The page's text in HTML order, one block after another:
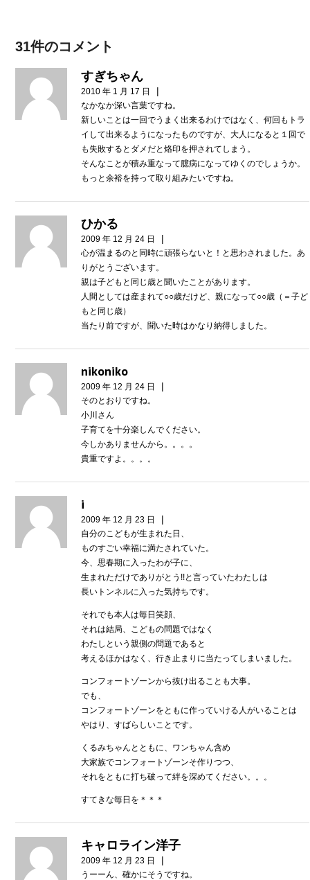
31件のコメント
すぎちゃん
2010 年 1 月 17 日 |
なかなか深い言葉ですね。
新しいことは一回でうまく出来るわけではなく、何回もトラ
イして出来るようになったものですが、大人になると１回で
も失敗するとダメだと烙印を押されてしまう。
そんなことが積み重なって臆病になってゆくのでしょうか。
もっと余裕を持って取り組みたいですね。
ひかる
2009 年 12 月 24 日 |
心が温まるのと同時に頑張らないと！と思わされました。あ
りがとうございます。
親は子どもと同じ歳と聞いたことがあります。
人間としては産まれて○○歳だけど、親になって○○歳（＝子ど
もと同じ歳）
当たり前ですが、聞いた時はかなり納得しました。
nikoniko
2009 年 12 月 24 日 |
そのとおりですね。
小川さん
子育てを十分楽しんでください。
今しかありませんから。。。。
貴重ですよ。。。。
i
2009 年 12 月 23 日 |
自分のこどもが生まれた日、
ものすごい幸福に満たされていた。
今、思春期に入ったわが子に、
生まれただけでありがとう!!と言っていたわたしは
長いトンネルに入った気持ちです。
それでも本人は毎日笑顔、
それは結局、こどもの問題ではなく
わたしという親側の問題であると
考えるほかはなく、行き止まりに当たってしまいました。
コンフォートゾーンから抜け出ることも大事。
でも、
コンフォートゾーンをともに作っていける人がいることは
やはり、すばらしいことです。
くるみちゃんとともに、ワンちゃん含め
大家族でコンフォートゾーンそ作りつつ、
それをともに打ち破って絆を深めてください。。。
すてきな毎日を＊＊＊
キャロライン洋子
2009 年 12 月 23 日 |
うーーん、確かにそうですね。